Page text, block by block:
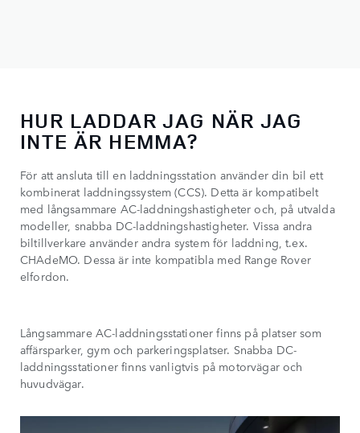
HUR LADDAR JAG NÄR JAG
INTE ÄR HEMMA?
För att ansluta till en laddningsstation använder din bil ett
kombinerat laddningssystem (CCS). Detta är kompatibelt
med långsammare AC-laddningshastigheter och, på utvalda
modeller, snabba DC-laddningshastigheter. Vissa andra
biltillverkare använder andra system för laddning, t.ex.
CHAdeMO. Dessa är inte kompatibla med Range Rover
elfordon.
Långsammare AC-laddningsstationer finns på platser som
affärsparker, gym och parkeringsplatser. Snabba DC-
laddningsstationer finns vanligtvis på motorvägar och
huvudvägar.